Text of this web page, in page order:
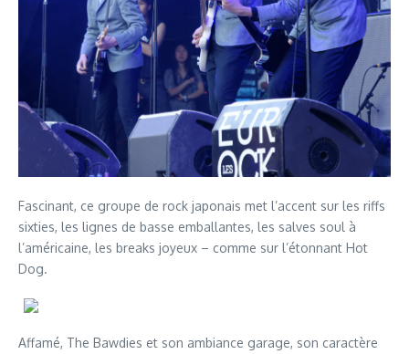
Fascinant, ce groupe de rock japonais met l’accent sur les riffs
sixties, les lignes de basse emballantes, les salves soul à
l’américaine, les breaks joyeux – comme sur l’étonnant Hot
Dog.
Affamé, The Bawdies et son ambiance garage, son caractère